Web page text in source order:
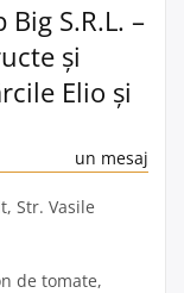
S.R.L. –
și
Elio și
un mesaj
Str. Vasile
de tomate,